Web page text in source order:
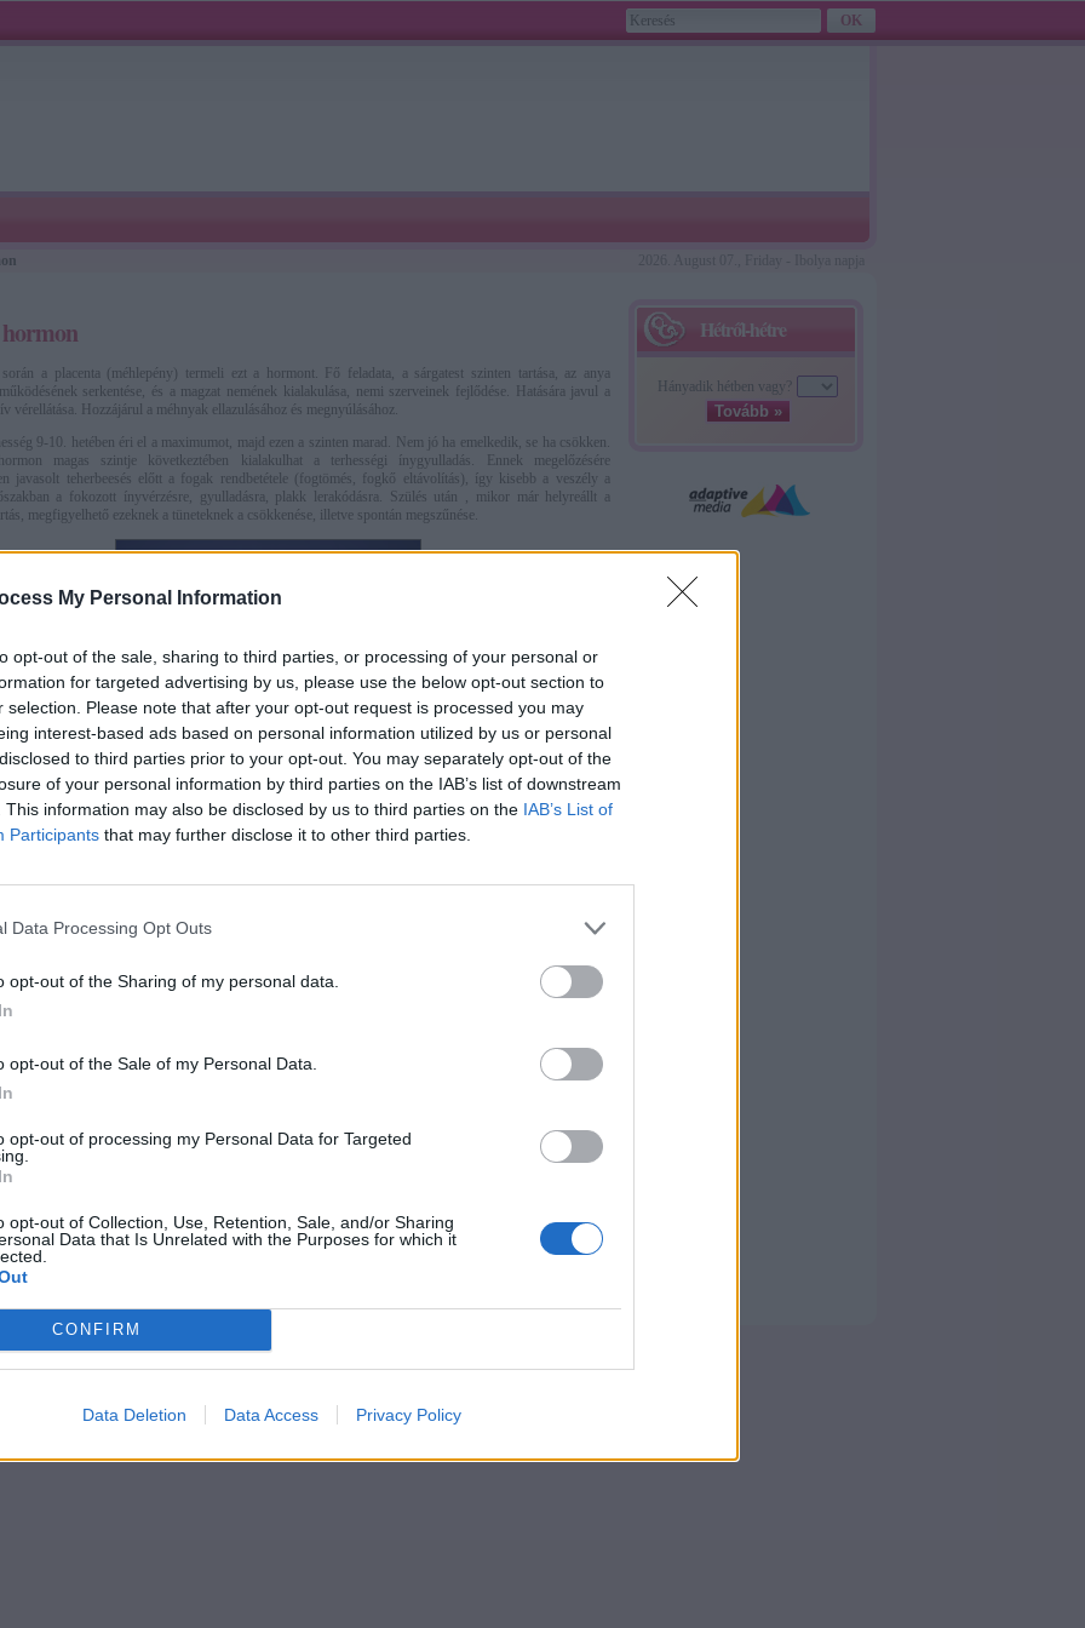
My Personal Information
opt-out of the sale, sharing to third parties, or processing of your personal or
for targeted advertising by us, please use the below opt-out section to
selection. Please note that after your opt-out request is processed you may
interest-based ads based on personal information utilized by us or personal
to third parties prior to your opt-out. You may separately opt-out of the
of your personal information by third parties on the IAB’s list of downstream
This information may also be disclosed by us to third parties on the IAB’s List of
Participants that may further disclose it to other third parties.
Data Processing Opt Outs
opt-out of the Sharing of my personal data.
opt-out of the Sale of my Personal Data.
opt-out of processing my Personal Data for Targeted
opt-out of Collection, Use, Retention, Sale, and/or Sharing
Data that Is Unrelated with the Purposes for which it
CONFIRM
Data Deletion Data Access Privacy Policy
a placenta (méhlepény) termeli ezt a hormont. Fő feladata, a sárgatest szinten tartása, az anya
serkentése, és a magzat nemének kialakulása, nemi szerveinek fejlődése. Hatására javul a
vérellátása. Hozzájárul a méhnyak ellazulásához és megnyúlásához.
9-10. hetében éri el a maximumot, majd ezen a szinten marad. Nem jó ha emelkedik, se ha csökken.
magas szintje következtében kialakulhat a terhességi ínygyulladás. Ennek megelőzésére
javasolt teherbeesés előtt a fogak rendbetétele (fogtömés, fogkő eltávolítás), így kisebb a veszély a
a fokozott ínyvérzésre, gyulladásra, plakk lerakódásra. Szülés után , mikor már helyreállt a
megfigyelhető ezeknek a tüneteknek a csökkenése, illetve spontán megszűnése.
kutatások megállapították, hogy a vizsgált betegek relaxin hormon szintjének csökkentése segíti a
érzéstelenítés (EDA)
összehúzódások
Hétről-hétre
Hányadik hétben vagy?
Tovább »